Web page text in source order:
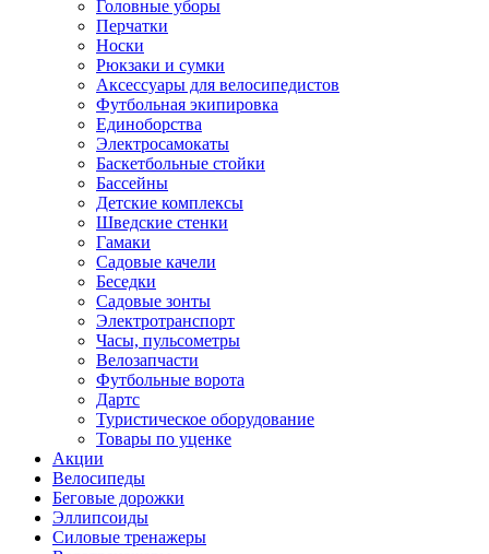
Головные уборы
Перчатки
Носки
Рюкзаки и сумки
Аксессуары для велосипедистов
Футбольная экипировка
Единоборства
Электросамокаты
Баскетбольные стойки
Бассейны
Детские комплексы
Шведские стенки
Гамаки
Садовые качели
Беседки
Садовые зонты
Электротранспорт
Часы, пульсометры
Велозапчасти
Футбольные ворота
Дартс
Туристическое оборудование
Товары по уценке
Акции
Велосипеды
Беговые дорожки
Эллипсоиды
Силовые тренажеры